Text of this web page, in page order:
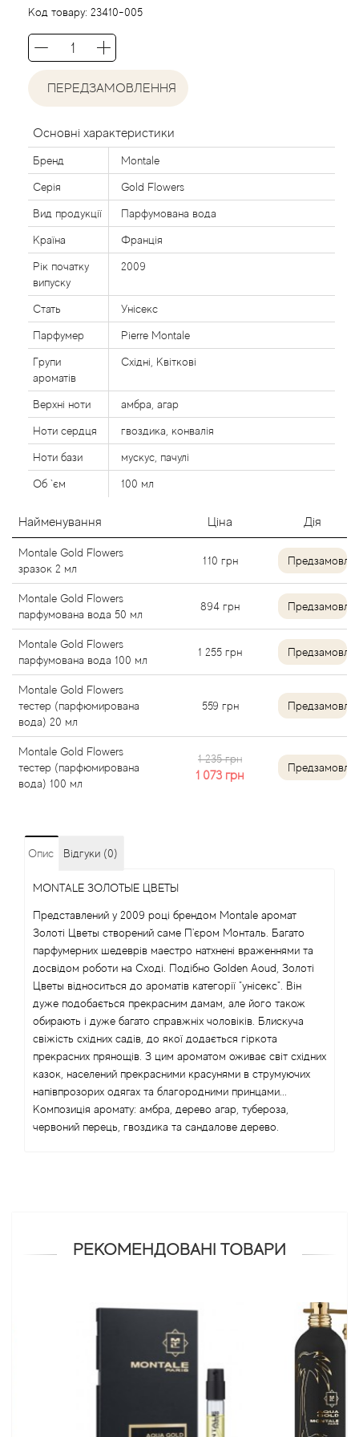
Код товару: 23410-005
ПЕРЕДЗАМОВЛЕННЯ
Основні характеристики
Бренд Montale
Серія Gold Flowers
Вид продукції Парфумована вода
Країна Франція
Рік початку
випуску
2009
Стать Унісекс
Парфумер Pierre Montale
Групи
ароматів
Східні, Квіткові
Верхні ноти амбра, агар
Ноти сердця гвоздика, конвалія
Ноти бази мускус, пачулі
Об `єм 100 мл
Найменування Ціна Дія
Montale Gold Flowers
зразок 2 мл
110 грн
Montale Gold Flowers
парфумована вода 50 мл
894 грн
Montale Gold Flowers
парфумована вода 100 мл
1 255 грн
Montale Gold Flowers
тестер (парфюмирована
вода) 20 мл
559 грн
Montale Gold Flowers
тестер (парфюмирована
вода) 100 мл
1 235 грн
1 073 грн
Опис Відгуки (0)
MONTALE ЗОЛОТЫЕ ЦВЕТЫ
Представлений у 2009 році брендом Montale аромат
Золоті Цветы створений саме П'єром Монталь. Багато
парфумерних шедеврів маестро натхнені враженнями та
досвідом роботи на Сході. Подібно Golden Aoud, Золоті
Цветы відноситься до ароматів категорії "унісекс". Він
дуже подобається прекрасним дамам, але його також
обирають і дуже багато справжніх чоловіків. Блискуча
свіжість східних садів, до якої додається гіркота
прекрасних прянощів. З цим ароматом оживає світ східних
казок, населений прекрасними красунями в струмуючих
напівпрозорих одягах та благородними принцами...
Композиція аромату: амбра, дерево агар, тубероза,
червоний перець, гвоздика та сандалове дерево.
РЕКОМЕНДОВАНІ ТОВАРИ
Agent Provocateur
Agonist
Aigner
Aj Arabia (Widian)
Ajmal
Al Haramain
Al Jazeera
Alaia Paris
Alexander McQueen
Alexandre Barthet
Alexandre J
Alfred Dunhill
Alyssa Ashley
American Crew
Amouage
Amouroud
Andre L'Arom
Angel Schlesser
Anima Mundi
Anne Fontaine
Annick Goutal
Antonia's Flowers
Antonio Banderas
Antonio Puig
Antonio Visconti
Ariana Grande